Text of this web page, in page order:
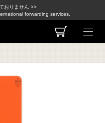
おりません >>
forwarding services.